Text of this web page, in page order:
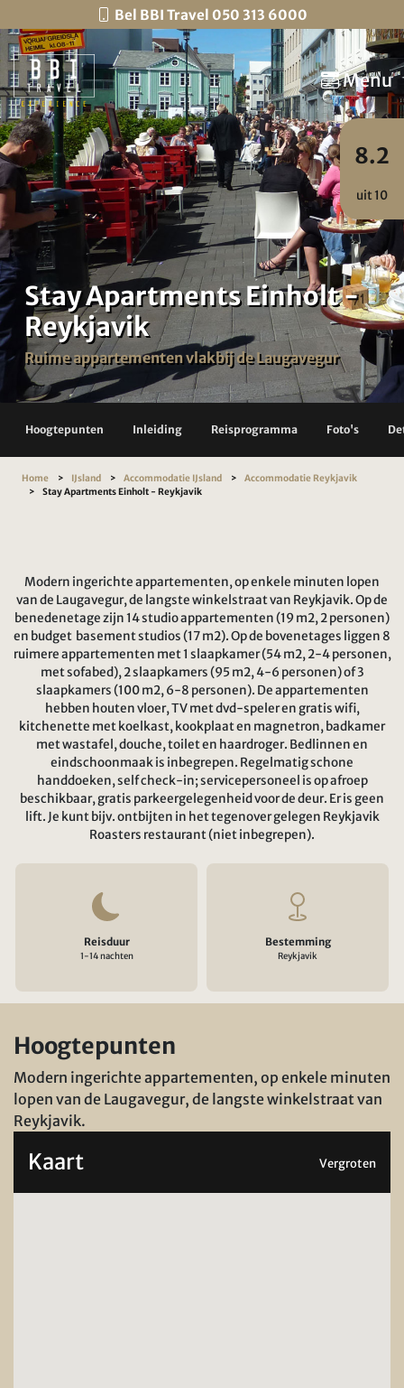
Bel BBI Travel 050 313 6000
Menu
8.2
uit 10
Stay Apartments Einholt -
Reykjavik
Ruime appartementen vlakbij de Laugavegur
Hoogtepunten Inleiding Reisprogramma Foto's
Home IJsland Accommodatie IJsland
Accommodatie Reykjavik
Stay Apartments Einholt - Reykjavik
Modern ingerichte appartementen, op enkele minuten lopen
van de Laugavegur, de langste winkelstraat van Reykjavik. Op de
benedenetage zijn 14 studio appartementen (19 m2, 2 personen)
en budget basement studios (17 m2). Op de bovenetages liggen 8
ruimere appartementen met 1 slaapkamer (54 m2, 2-4 personen,
met sofabed), 2 slaapkamers (95 m2, 4-6 personen) of 3
slaapkamers (100 m2, 6-8 personen). De appartementen
hebben houten vloer, TV met dvd-speler en gratis wifi,
kitchenette met koelkast, kookplaat en magnetron, badkamer
met wastafel, douche, toilet en haardroger. Bedlinnen en
eindschoonmaak is inbegrepen. Regelmatig schone
handdoeken, self check-in; servicepersoneel is op afroep
beschikbaar, gratis parkeergelegenheid voor de deur. Er is geen
lift. Je kunt bijv. ontbijten in het tegenover gelegen Reykjavik
Roasters restaurant (niet inbegrepen).
Reisduur
1-14 nachten
Bestemming
Reykjavik
Hoogtepunten
Modern ingerichte appartementen, op enkele minuten
lopen van de Laugavegur, de langste winkelstraat van
Reykjavik.
Kaart Vergroten